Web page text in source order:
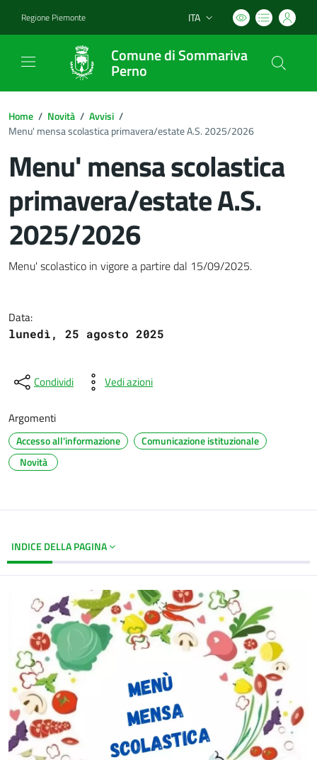
Regione Piemonte Lingua attiva:
ITA
Comune di Sommariva
Perno
Home / Novità / Avvisi /
Menu' mensa scolastica primavera/estate A.S. 2025/2026
Menu' mensa scolastica
primavera/estate A.S.
2025/2026
Dettagli del documento
Menu' scolastico in vigore a partire dal 15/09/2025.
Data:
lunedì, 25 agosto 2025
Condividi Vedi azioni
Argomenti
Accesso all'informazione
Comunicazione istituzionale
Novità
INDICE DELLA PAGINA